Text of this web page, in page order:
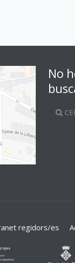
No
regidors/es